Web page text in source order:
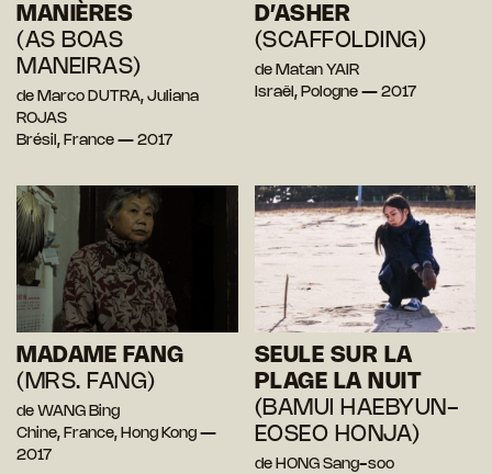
MANIÈRES
(AS BOAS
MANEIRAS)
de Marco DUTRA, Juliana
ROJAS
Brésil, France — 2017
D’ASHER
(SCAFFOLDING)
de Matan YAIR
Israël, Pologne — 2017
MADAME FANG
(MRS. FANG)
de WANG Bing
Chine, France, Hong Kong —
2017
SEULE SUR LA
PLAGE LA NUIT
(BAMUI HAEBYUN-
EOSEO HONJA)
de HONG Sang-soo